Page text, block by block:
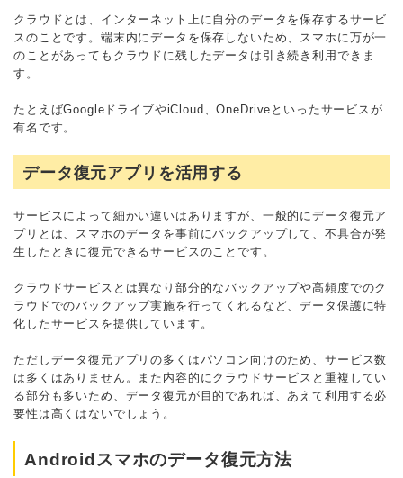
クラウドとは、インターネット上に自分のデータを保存するサービ
スのことです。端末内にデータを保存しないため、スマホに万が一
のことがあってもクラウドに残したデータは引き続き利用できま
す。
たとえばGoogleドライブやiCloud、OneDriveといったサービスが
有名です。
データ復元アプリを活用する
サービスによって細かい違いはありますが、一般的にデータ復元ア
プリとは、スマホのデータを事前にバックアップして、不具合が発
生したときに復元できるサービスのことです。
クラウドサービスとは異なり部分的なバックアップや高頻度でのク
ラウドでのバックアップ実施を行ってくれるなど、データ保護に特
化したサービスを提供しています。
ただしデータ復元アプリの多くはパソコン向けのため、サービス数
は多くはありません。また内容的にクラウドサービスと重複してい
る部分も多いため、データ復元が目的であれば、あえて利用する必
要性は高くはないでしょう。
Androidスマホのデータ復元方法